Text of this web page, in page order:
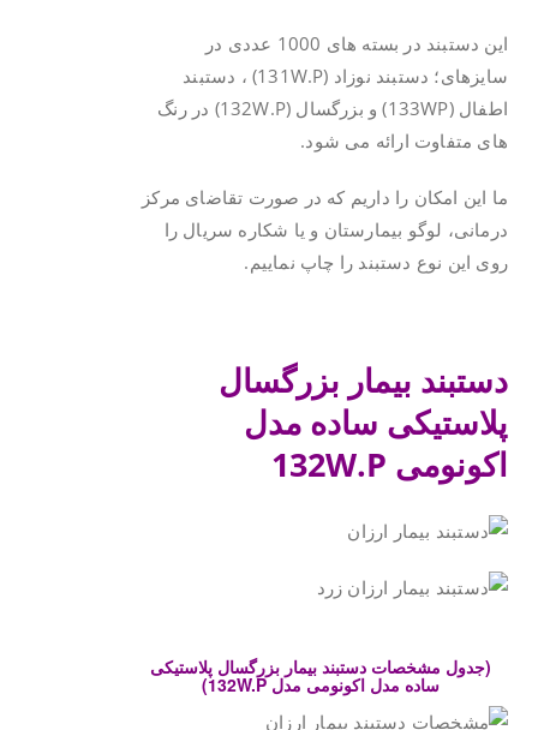
این دستبند در بسته های 1000 عددی در
سایزهای؛ دستبند نوزاد (131W.P) ، دستبند
اطفال (133WP) و بزرگسال (132W.P) در رنگ
های متفاوت ارائه می شود.
ما این امکان را داریم که در صورت تقاضای مرکز
درمانی، لوگو بیمارستان و یا شکاره سریال را
روی این نوع دستبند را چاپ نماییم.
دستبند بیمار بزرگسال
پلاستیکی ساده مدل
اکونومی 132W.P
(جدول مشخصات دستبند بیمار بزرگسال پلاستیکی
ساده مدل اکونومی مدل 132W.P)